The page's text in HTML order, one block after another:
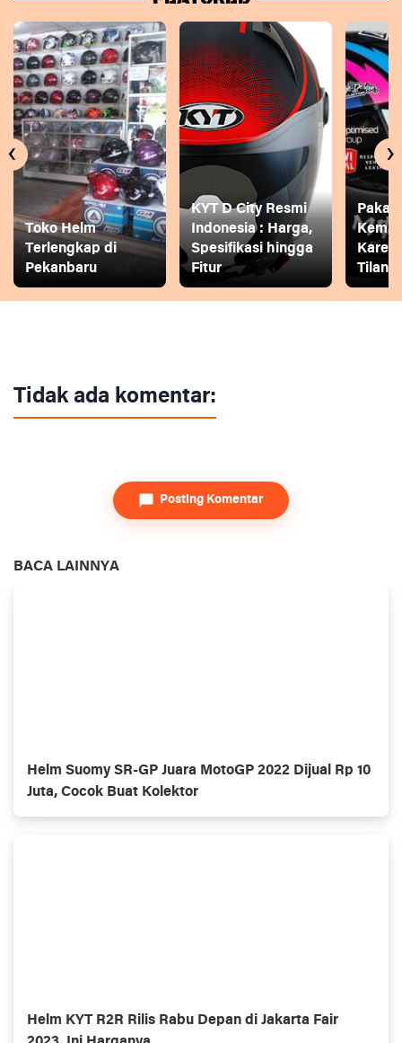
Toko Helm
Terlengkap di
Pekanbaru
KYT D City Resmi
Indonesia : Harga,
Spesifikasi hingga
Fitur
Pakai
Tilang
‹ ›
Tidak ada komentar:
Posting Komentar
BACA LAINNYA
Helm Suomy SR-GP Juara MotoGP 2022 Dijual Rp 10
Juta, Cocok Buat Kolektor
Helm KYT R2R Rilis Rabu Depan di Jakarta Fair